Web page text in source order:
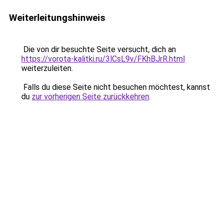
Weiterleitungshinweis
Die von dir besuchte Seite versucht, dich an
https://vorota-kalitki.ru/3lCsL9v/FKhBJrR.html
weiterzuleiten.
Falls du diese Seite nicht besuchen möchtest, kannst
du zur vorherigen Seite zurückkehren.